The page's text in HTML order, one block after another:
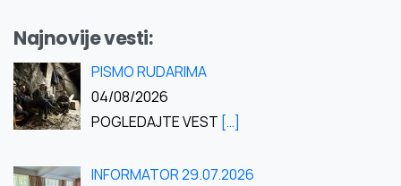
Najnovije vesti:
PISMO RUDARIMA
04/08/2026
POGLEDAJTE VEST […]
INFORMATOR 29.07.2026